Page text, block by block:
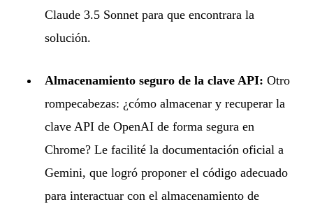
Claude 3.5 Sonnet para que encontrara la
solución.
Almacenamiento seguro de la clave API: Otro
rompecabezas: ¿cómo almacenar y recuperar la
clave API de OpenAI de forma segura en
Chrome? Le facilité la documentación oficial a
Gemini, que logró proponer el código adecuado
para interactuar con el almacenamiento de